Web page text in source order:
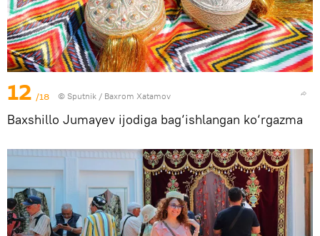
12 /18 © Sputnik / Baxrom Xatamov
Baxshillo Jumayev ijodiga bag‘ishlangan ko‘rgazma